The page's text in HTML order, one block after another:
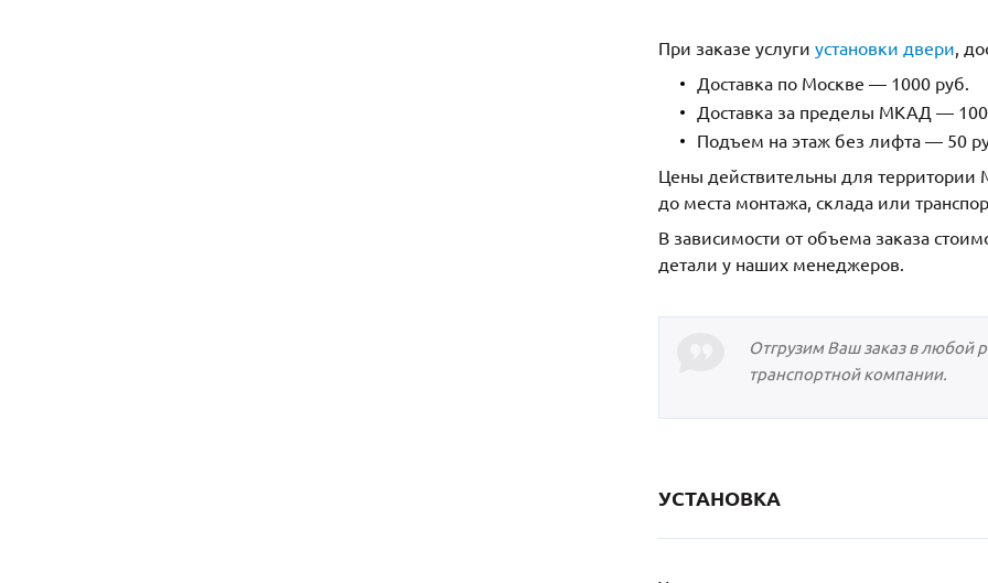
При заказе услуги установки двери,
Доставка по Москве — 1000 руб.
Доставка за пределы МКАД —
Подъем на этаж без лифта — 50
Цены действительны для территории
до места монтажа, склада или
В зависимости от объема заказа
детали у наших менеджеров.
Отгрузим Ваш заказ в любой
транспортной компании.
УСТАНОВКА